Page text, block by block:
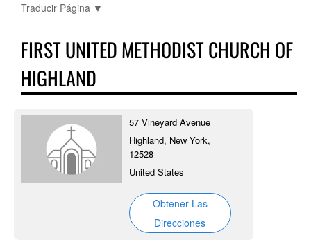
Traducir Página ▼
FIRST UNITED METHODIST CHURCH OF
HIGHLAND
57 Vineyard Avenue
Highland, New York,
12528
United States
Obtener Las
Direcciones